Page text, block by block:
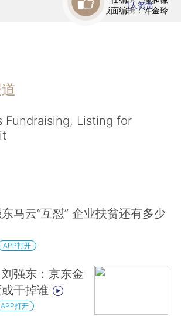
版面编辑：许金玲
1人赞赏
Fundraising, Listing for
马云“互怼” 企业扶贫还有多少
APP打开
刘强东：京东金
干掉谁
APP打开